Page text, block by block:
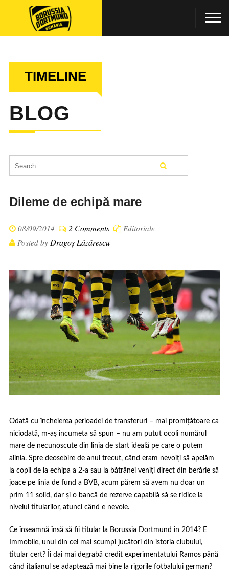
TIMELINE
BLOG
Dileme de echipă mare
08/09/2014 2 Comments
Editoriale
Posted by Dragoș Lăzărescu
Odată cu încheierea perioadei de transferuri – mai promițătoare ca
niciodată, m-aș încumeta să spun – nu am putut ocoli numărul
mare de necunoscute din linia de start ideală pe care o putem
alinia. Spre deosebire de anul trecut, când eram nevoiți să apelăm
la copii de la echipa a 2-a sau la bătrânei veniți direct din berărie să
joace pe linia de fund a BVB, acum părem să avem nu doar un
prim 11 solid, dar și o bancă de rezerve capabilă să se ridice la
nivelul titularilor, atunci când e nevoie.
Ce înseamnă însă să fii titular la Borussia Dortmund în 2014? E
Immobile, unul din cei mai scumpi jucători din istoria clubului,
titular cert? Îi dai mai degrabă credit experimentatului Ramos până
când italianul se adaptează mai bine la rigorile fotbalului german?